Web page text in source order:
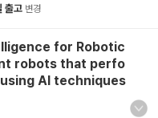
출고 변경
for Robotic
robots that perfo
AI techniques